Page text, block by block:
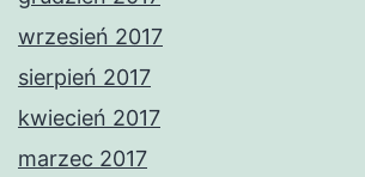
wrzesień 2017
sierpień 2017
kwiecień 2017
marzec 2017